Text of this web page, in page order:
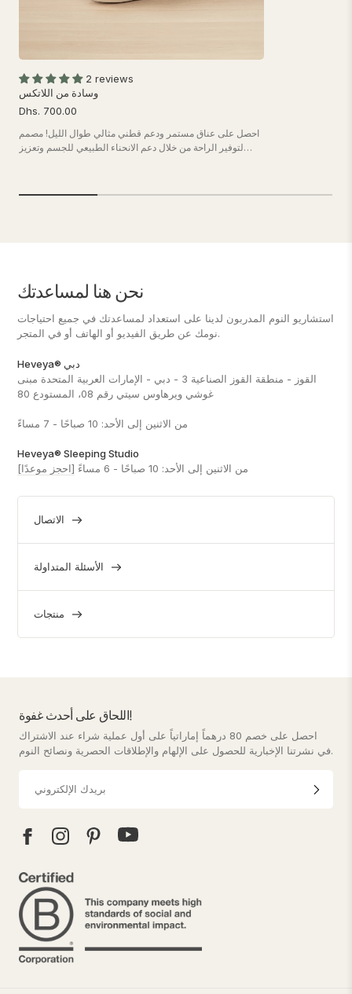
2 reviews
وسادة من اللاتكس
Dhs. 700.00
احصل على عناق مستمر ودعم قطني مثالي طوال الليل! مصمم
لتوفير الراحة من خلال دعم الانحناء الطبيعي للجسم وتعزيز
نحن هنا لمساعدتك
استشاريو النوم المدربون لدينا على استعداد لمساعدتك في جميع احتياجات
نومك عن طريق الفيديو أو الهاتف أو في المتجر.
Heveya® دبي
القوز - منطقة القوز الصناعية 3 - دبي - الإمارات العربية المتحدة مبنى
غوشي ويرهاوس سيتي رقم 08، المستودع 80
من الاثنين إلى الأحد: 10 صباحًا - 7 مساءً
Heveya® Sleeping Studio
من الاثنين إلى الأحد: 10 صباحًا - 6 مساءً
[احجز موعدًا]
الاتصال
الأسئلة المتداولة
منتجات
اللحاق على أحدث غفوة!
احصل على خصم 80 درهماً إماراتياً على أول عملية شراء عند الاشتراك
في نشرتنا الإخبارية للحصول على الإلهام والإطلاقات الحصرية ونصائح النوم.